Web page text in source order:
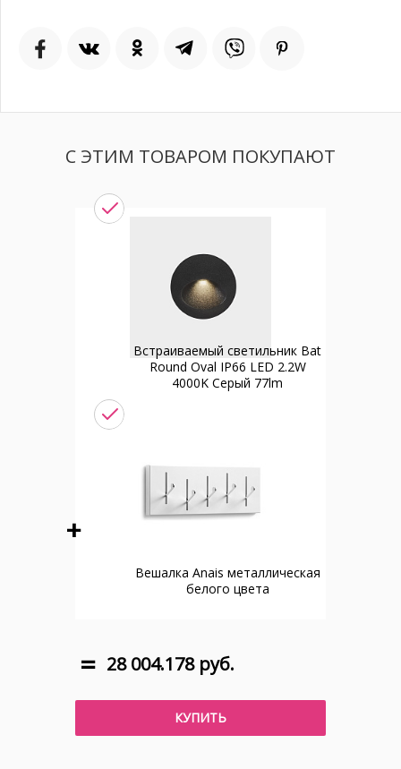
С ЭТИМ ТОВАРОМ ПОКУПАЮТ
Встраиваемый светильник Bat
Round Oval IP66 LED 2.2W
4000K Серый 77lm
Вешалка Anais металлическая
белого цвета
28 004.178 руб.
КУПИТЬ